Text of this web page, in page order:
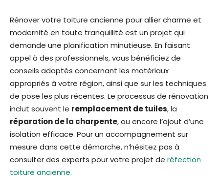
Rénover votre toiture ancienne pour allier charme et
modernité en toute tranquillité est un projet qui
demande une planification minutieuse. En faisant
appel à des professionnels, vous bénéficiez de
conseils adaptés concernant les matériaux
appropriés à votre région, ainsi que sur les techniques
de pose les plus récentes. Le processus de rénovation
inclut souvent le remplacement de tuiles, la
réparation de la charpente, ou encore l’ajout d’une
isolation efficace. Pour un accompagnement sur
mesure dans cette démarche, n’hésitez pas à
consulter des experts pour votre projet de réfection
toiture ancienne.